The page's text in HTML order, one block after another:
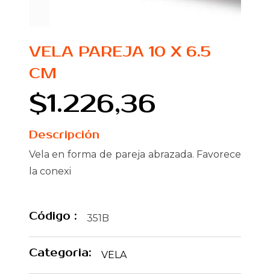
VELA PAREJA 10 X 6.5
CM
$1.226,36
Descripción
Vela en forma de pareja abrazada. Favorece
la conexi
Código : 351B
Categoria: VELA